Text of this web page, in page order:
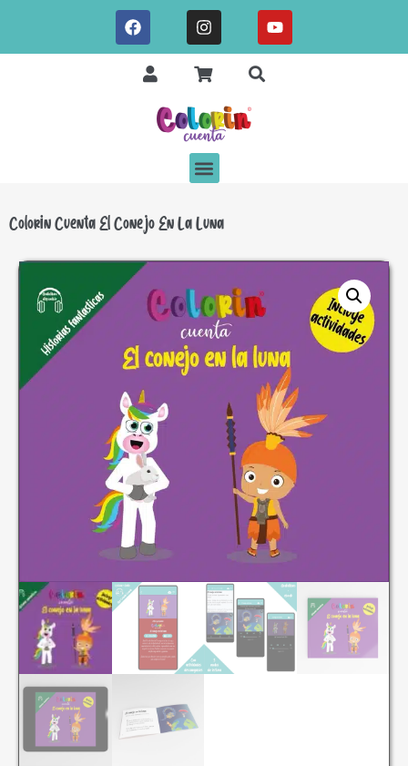
Colorin Cuenta El Conejo En La Luna